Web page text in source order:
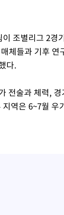
조별리그 2경
체들과 기후 연
다.
전술과 체력,
역은 6~7월 우